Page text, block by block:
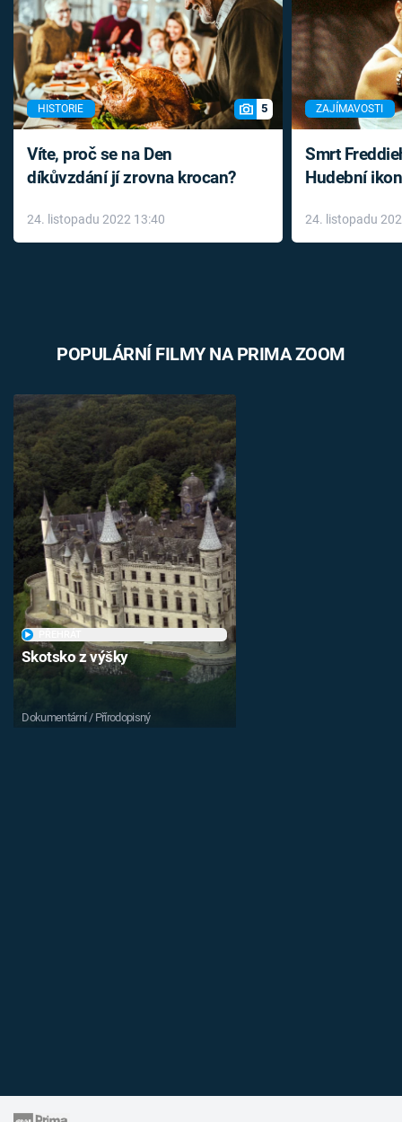
HISTORIE 5
Víte, proč se na Den
díkůvzdání jí zrovna krocan?
24. listopadu 2022 13:40
ZAJÍMAVOSTI
Smrt
Hudební
léky
24. listopadu
POPULÁRNÍ FILMY NA PRIMA ZOOM
Skotsko z výšky
Dokumentární / Přírodopisný